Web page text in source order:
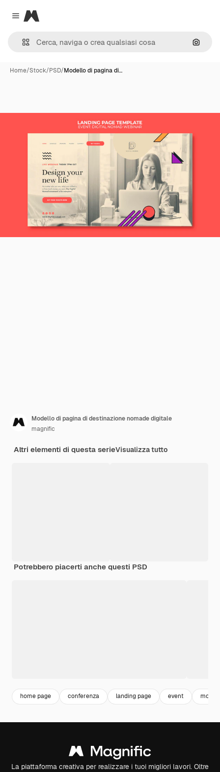
Close menu
Magnific
Cerca
Home/Stock/PSD/Modello di pagina di…
Modello di pagina di destinazione nomade digitale
magnific
Altri elementi di questa serieVisualizza tutto
Potrebbero piacerti anche questi PSD
home page conferenza landing page event
La piattaforma creativa per realizzare i tuoi migliori lavori. Oltre